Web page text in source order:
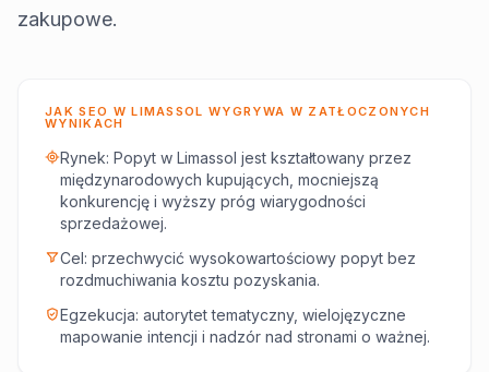
zakupowe.
JAK SEO W LIMASSOL WYGRYWA W ZATŁOCZONYCH
WYNIKACH
Rynek: Popyt w Limassol jest kształtowany przez
międzynarodowych kupujących, mocniejszą
konkurencję i wyższy próg wiarygodności
sprzedażowej.
Cel: przechwycić wysokowartościowy popyt bez
rozdmuchiwania kosztu pozyskania.
Egzekucja: autorytet tematyczny, wielojęzyczne
mapowanie intencji i nadzór nad stronami o ważnej.